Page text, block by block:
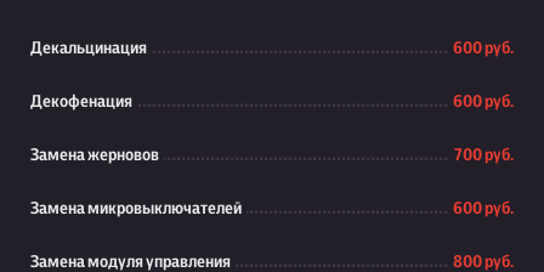
Декальцинация 600 руб.
Декофенация 600 руб.
Замена жерновов 700 руб.
Замена микровыключателей 600 руб.
Замена модуля управления 800 руб.